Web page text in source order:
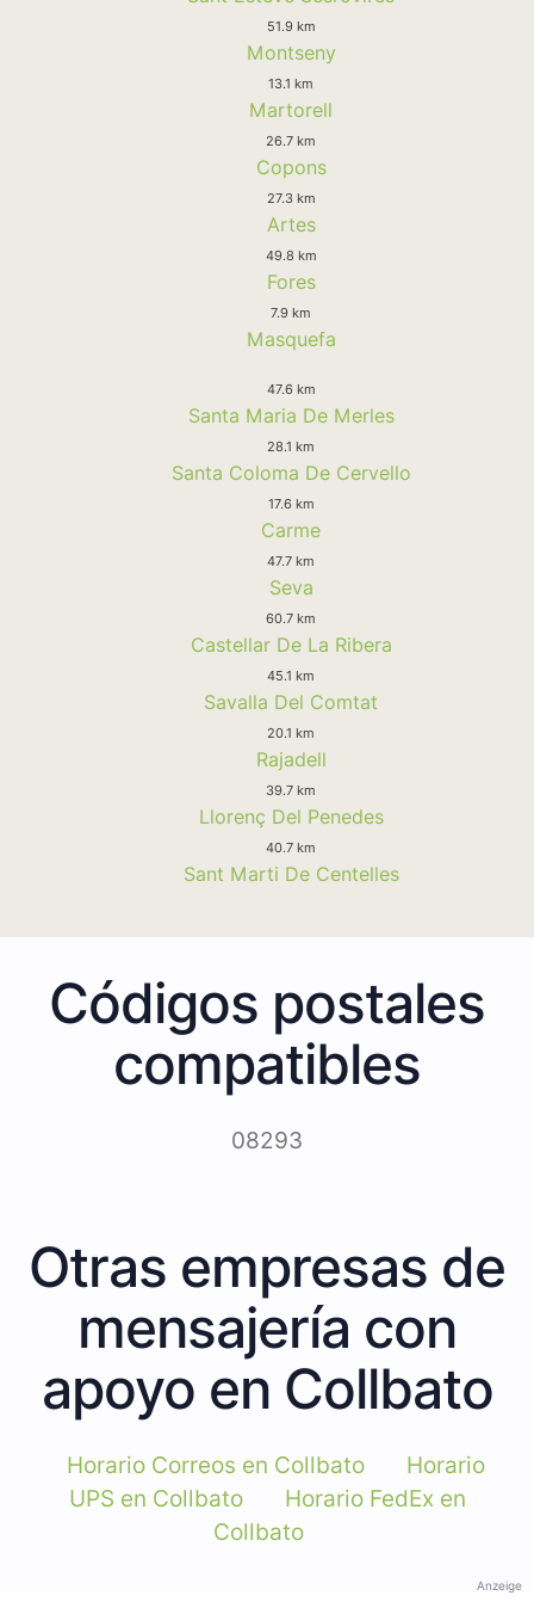
51.9 km
Montseny
13.1 km
Martorell
26.7 km
Copons
27.3 km
Artes
49.8 km
Fores
7.9 km
Masquefa
47.6 km
Santa Maria De Merles
28.1 km
Santa Coloma De Cervello
17.6 km
Carme
47.7 km
Seva
60.7 km
Castellar De La Ribera
45.1 km
Savalla Del Comtat
20.1 km
Rajadell
39.7 km
Llorenç Del Penedes
40.7 km
Sant Marti De Centelles
Códigos postales
compatibles
08293
Otras empresas de
mensajería con
apoyo en Collbato
Horario Correos en Collbato
Horario
UPS en Collbato
Horario FedEx en
Collbato
Anzeige